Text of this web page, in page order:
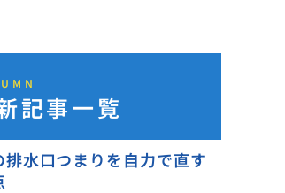
記事一覧
排水口つまりを自力で直す